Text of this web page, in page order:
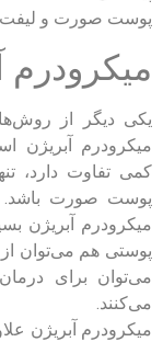
پوست صورت و لیفت
یکی دیگر از
میکرودرم آبریژن
کمی تفاوت دارد،
پوست صورت باشد.
میکرودرم آبریژن
پوستی هم می‌توان از
می‌توان برای
می‌کنند.
میکرودرم آبریژن